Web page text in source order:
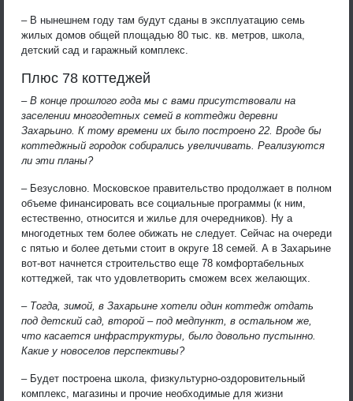
– В нынешнем году там будут сданы в эксплуатацию семь
жилых домов общей площадью 80 тыс. кв. метров, школа,
детский сад и гаражный комплекс.
Плюс 78 коттеджей
– В конце прошлого года мы с вами присутствовали на
заселении многодетных семей в коттеджи деревни
Захарьино. К тому времени их было построено 22. Вроде бы
коттеджный городок собирались увеличивать. Реализуются
ли эти планы?
– Безусловно. Московское правительство продолжает в полном
объеме финансировать все социальные программы (к ним,
естественно, относится и жилье для очередников). Ну а
многодетных тем более обижать не следует. Сейчас на очереди
с пятью и более детьми стоит в округе 18 семей. А в Захарьине
вот-вот начнется строительство еще 78 комфортабельных
коттеджей, так что удовлетворить сможем всех желающих.
– Тогда, зимой, в Захарьине хотели один коттедж отдать
под детский сад, второй – под медпункт, в остальном же,
что касается инфраструктуры, было довольно пустынно.
Какие у новоселов перспективы?
– Будет построена школа, физкультурно-оздоровительный
комплекс, магазины и прочие необходимые для жизни